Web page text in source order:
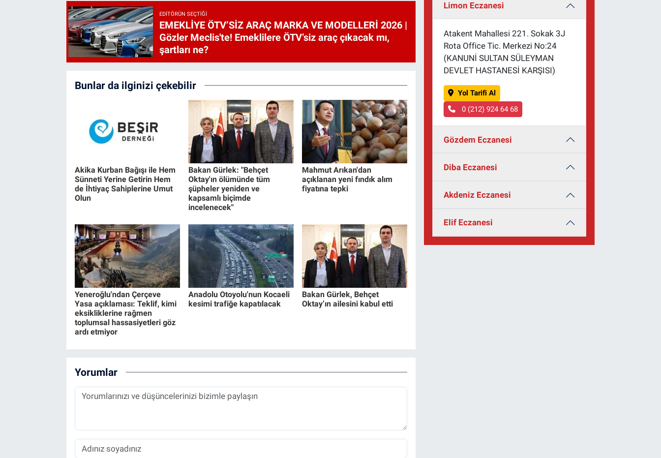
EDITÖRÜN SEÇTIĞI
EMEKLİYE ÖTV’SİZ ARAÇ MARKA VE MODELLERİ 2026 |
Gözler Meclis'te! Emeklilere ÖTV’siz araç çıkacak mı,
şartları ne?
Bunlar da ilginizi çekebilir
Akika Kurban Bağışı ile Hem
Sünneti Yerine Getirin Hem
de İhtiyaç Sahiplerine Umut
Olun
Bakan Gürlek: "Behçet
Oktay'ın ölümünde tüm
şüpheler yeniden ve
kapsamlı biçimde
incelenecek"
Mahmut Arıkan'dan
açıklanan yeni fındık alım
fiyatına tepki
Yeneroğlu'ndan Çerçeve
Yasa açıklaması: Teklif, kimi
eksikliklerine rağmen
toplumsal hassasiyetleri göz
ardı etmiyor
Anadolu Otoyolu'nun Kocaeli
kesimi trafiğe kapatılacak
Bakan Gürlek, Behçet
Oktay’ın ailesini kabul etti
Yorumlar
Limon Eczanesi
Atakent Mahallesi 221. Sokak 3J
Rota Office Tic. Merkezi No:24
(KANUNİ SULTAN SÜLEYMAN
DEVLET HASTANESİ KARŞISI)
Yol Tarifi Al
0 (212) 924 64 68
Gözdem Eczanesi
Diba Eczanesi
Akdeniz Eczanesi
Elif Eczanesi